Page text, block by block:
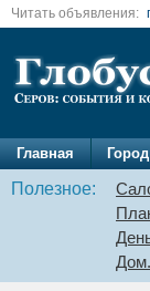
Читать объявления:
Главная Город
Полезное: